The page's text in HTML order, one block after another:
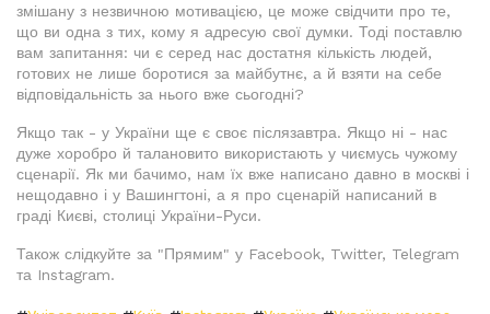
змішану з незвичною мотивацією, це може свідчити про те,
що ви одна з тих, кому я адресую свої думки. Тоді поставлю
вам запитання: чи є серед нас достатня кількість людей,
готових не лише боротися за майбутнє, а й взяти на себе
відповідальність за нього вже сьогодні?
Якщо так - у України ще є своє післязавтра. Якщо ні - нас
дуже хоробро й талановито використають у чиємусь чужому
сценарії. Як ми бачимо, нам їх вже написано давно в москві і
нещодавно і у Вашингтоні, а я про сценарій написаний в
граді Києві, столиці України-Руси.
Також слідкуйте за "Прямим" у Facebook, Twitter, Telegram
та Instagram.